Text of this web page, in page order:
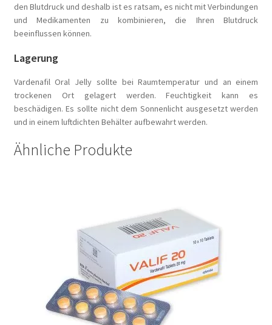
den Blutdruck und deshalb ist es ratsam, es nicht mit Verbindungen
und Medikamenten zu kombinieren, die Ihren Blutdruck
beeinflussen können.
Lagerung
Vardenafil Oral Jelly sollte bei Raumtemperatur und an einem
trockenen Ort gelagert werden. Feuchtigkeit kann es
beschädigen. Es sollte nicht dem Sonnenlicht ausgesetzt werden
und in einem luftdichten Behälter aufbewahrt werden.
Ähnliche Produkte